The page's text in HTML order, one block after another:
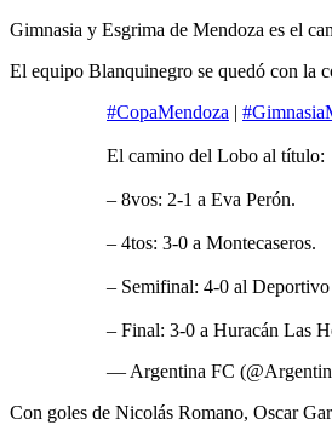
Gimnasia y Esgrima de Mendoza es el
El equipo Blanquinegro se quedó con la
#CopaMendoza |
El camino del Lobo al título:
– 8vos: 2-1 a Eva Perón.
– 4tos: 3-0 a Montecaseros.
– Semifinal: 4-0 al
– Final: 3-0 a Huracán Las
— Argentina FC
Con goles de Nicolás Romano, Oscar